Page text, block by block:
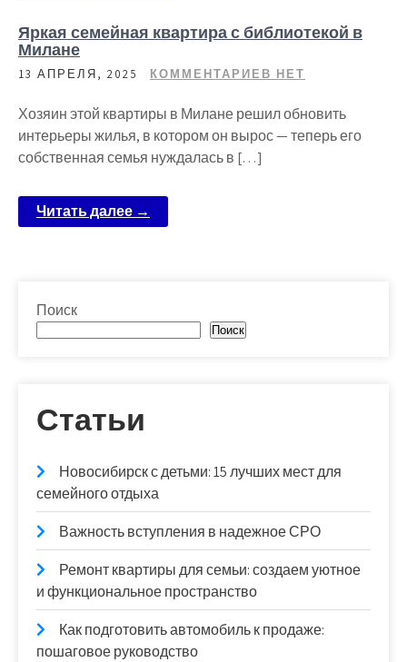
Яркая семейная квартира с библиотекой в
Милане
13 АПРЕЛЯ, 2025 КОММЕНТАРИЕВ НЕТ
Хозяин этой квартиры в Милане решил обновить
интерьеры жилья, в котором он вырос — теперь его
собственная семья нуждалась в […]
Читать далее →
Поиск
Поиск
Статьи
Новосибирск с детьми: 15 лучших мест для
семейного отдыха
Важность вступления в надежное СРО
Ремонт квартиры для семьи: создаем уютное
и функциональное пространство
Как подготовить автомобиль к продаже:
пошаговое руководство